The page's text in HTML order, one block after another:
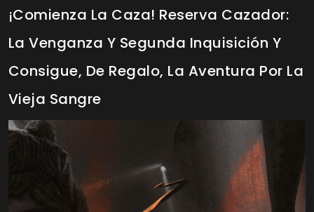
¡Comienza La Caza! Reserva Cazador:
La Venganza Y Segunda Inquisición Y
Consigue, De Regalo, La Aventura Por La
Vieja Sangre